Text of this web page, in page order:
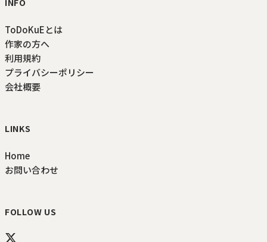
ToDoKuEとは
作家の方へ
利用規約
プライバシーポリシー
会社概要
LINKS
Home
お問い合わせ
FOLLOW US